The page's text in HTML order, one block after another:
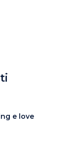
e love